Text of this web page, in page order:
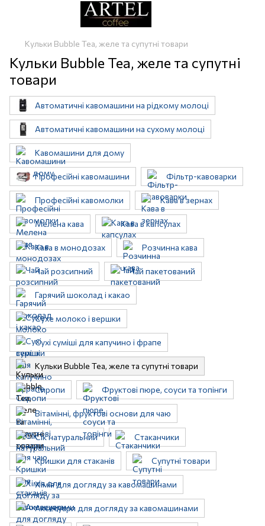
Кульки Bubble Tea, желе та супутні товари
Кульки Bubble Tea, желе та супутні
товари
Автоматичні кавомашини на рідкому молоці
Автоматичні кавомашини на сухому молоці
Кавомашини для дому
Професійні кавомашини Фільтр-кавоварки
Професійні кавомолки Кава в зернах
Мелена кава Кава в капсулах
Кава в монодозах Розчинна кава
Чай розсипний Чай пакетований
Гарячий шоколад і какао
Сухе молоко і вершки
Сухі суміші для капучино і фрапе
Кульки Bubble Tea, желе та супутні товари
Сиропи Фруктові пюре, соуси та топінги
Вітамінні, фруктові основи для чаю
Сік натуральний Стаканчики
Кришки для стаканів Супутні товари
Хімія для догляду за кавомашинами
Аксесуари для догляду за кавомашинами